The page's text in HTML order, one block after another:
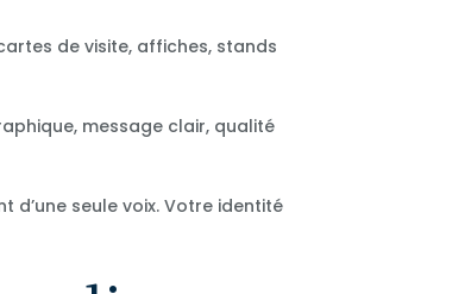
de visite, affiches, stands
message clair, qualité
d’une seule voix. Votre identité